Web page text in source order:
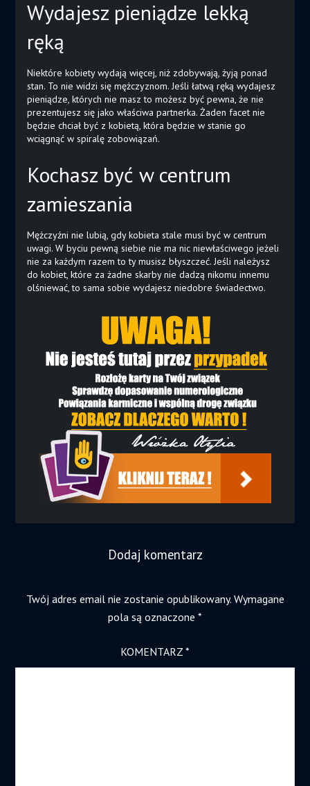
Wydajesz pieniądze lekką
ręką
Niektóre kobiety wydają więcej, niż zdobywają, żyją ponad
stan. To nie widzi się mężczyznom. Jeśli łatwą ręką wydajesz
pieniądze, których nie masz to możesz być pewna, że nie
prezentujesz się jako właściwa partnerka. Żaden facet nie
będzie chciał być z kobietą, która będzie w stanie go
wciągnąć w spiralę zobowiązań.
Kochasz być w centrum
zamieszania
Mężczyźni nie lubią, gdy kobieta stale musi być w centrum
uwagi. W byciu pewną siebie nie ma nic niewłaściwego jeżeli
nie za każdym razem to ty musisz błyszczeć. Jeśli należysz
do kobiet, które za żadne skarby nie dadzą nikomu innemu
olśniewać, to sama sobie wydajesz niedobre świadectwo.
Dodaj komentarz
Twój adres email nie zostanie opublikowany. Wymagane
pola są oznaczone *
KOMENTARZ *